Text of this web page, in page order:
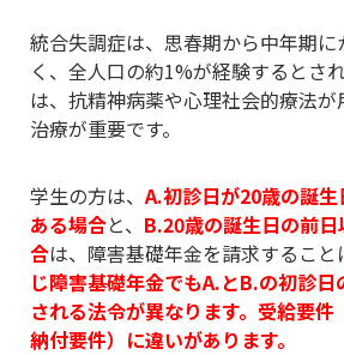
統合失調症は、思春期から中年期
く、全人口の約1%が経験するとさ
は、抗精神病薬や心理社会的療法
治療が重要です。
学生の方は、 A.初診日が20歳の誕
ある場合と、 B.20歳の誕生日の前
合は、障害基礎年金を請求すること
じ障害基礎年金でもA.とB.の初診日
される法令が異なります。受給要
納付要件）に違いがあります。